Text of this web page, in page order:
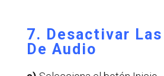
7. Desactivar
De Audio